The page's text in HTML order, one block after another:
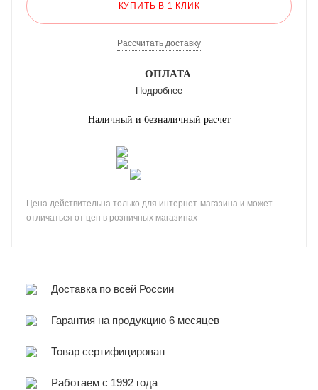
КУПИТЬ В 1 КЛИК
Рассчитать доставку
ОПЛАТА
Подробнее
Наличный и безналичный расчет
Цена действительна только для интернет-магазина и может
отличаться от цен в розничных магазинах
Доставка по всей России
Гарантия на продукцию 6 месяцев
Товар сертифицирован
Работаем с 1992 года